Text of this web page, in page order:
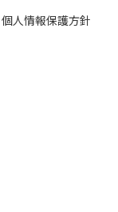
個人情報保護方針